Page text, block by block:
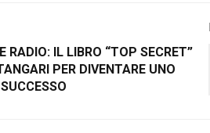
RADIO: IL LIBRO “TOP SECRET”
PER DIVENTARE UNO